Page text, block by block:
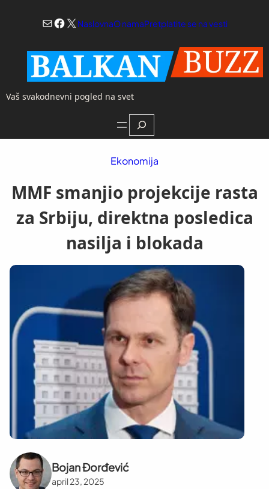
Mail
Facebook
X NaslovnaO namaPretplatite se na vesti
Vaš svakodnevni pogled na svet
Search
Ekonomija
MMF smanjio projekcije rasta
za Srbiju, direktna posledica
nasilja i blokada
Bojan Đorđević
april 23, 2025